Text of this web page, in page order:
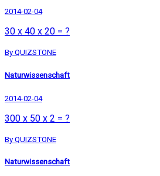
2014-02-04
30 x 40 x 20 = ?
By QUIZSTONE
Naturwissenschaft
2014-02-04
300 x 50 x 2 = ?
By QUIZSTONE
Naturwissenschaft